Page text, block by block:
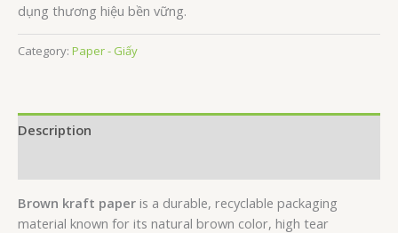
dụng thương hiệu bền vững.
Category: Paper - Giấy
Description
Brown kraft paper is a durable, recyclable packaging
material known for its natural brown color, high tear